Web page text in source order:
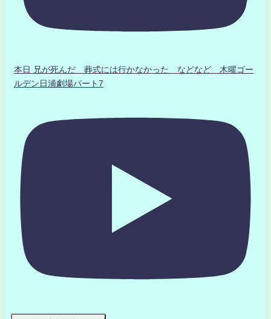
本日 兄が死んだ 葬式には行かなかった などなど 木曜ゴー
ルデン日浦劇場パート7